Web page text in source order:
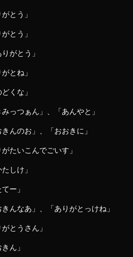
う」
う」
とう」
ね」
な」
つぁん」、「あんやと」
のお」、「おおきに」
いこんでごいす」
け」
ー」
なあ」、「ありがとっけね」
うさん」
ん」